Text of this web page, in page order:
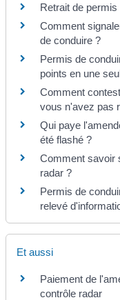
Retrait de
Comment
de conduire ?
Permis de
points en une
Comment
vous n'avez pas
Qui paye
été flashé ?
Comment savoir
radar ?
Permis de
relevé
Et aussi
Paiement de
contrôle radar